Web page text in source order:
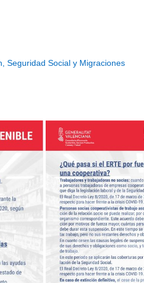
Seguridad Social y Migraciones